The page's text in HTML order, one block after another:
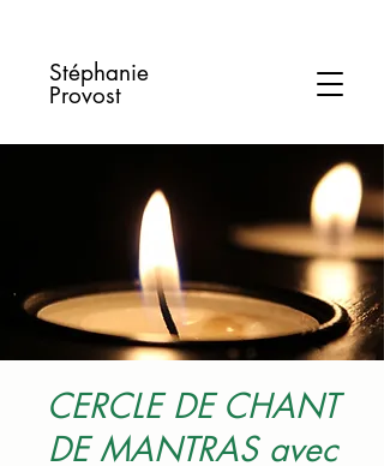
Stéphanie
Provost
CERCLE DE CHANT
DE MANTRAS avec